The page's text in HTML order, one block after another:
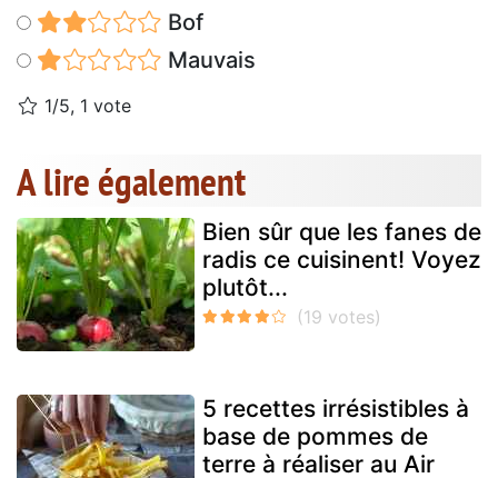
Bof
Mauvais
1/5, 1 vote
A lire également
Bien sûr que les fanes de
radis ce cuisinent! Voyez
plutôt...
5 recettes irrésistibles à
base de pommes de
terre à réaliser au Air